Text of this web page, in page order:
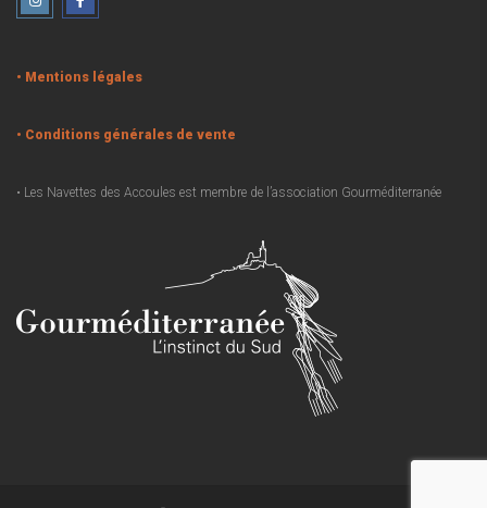
• Mentions légales
• Conditions générales de vente
• Les Navettes des Accoules est membre de l’association Gourméditerranée